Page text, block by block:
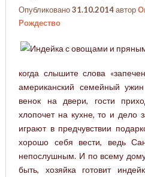
Опубликовано31.10.2014автор
Рождество
когда слышите слова
американский семейный
венок на двери, гости
хлопочет на кухне, то и дело
играют в предчувствии
хорошо себя вести, ведь
непослушным. И по всему
быть, хозяйка готовит